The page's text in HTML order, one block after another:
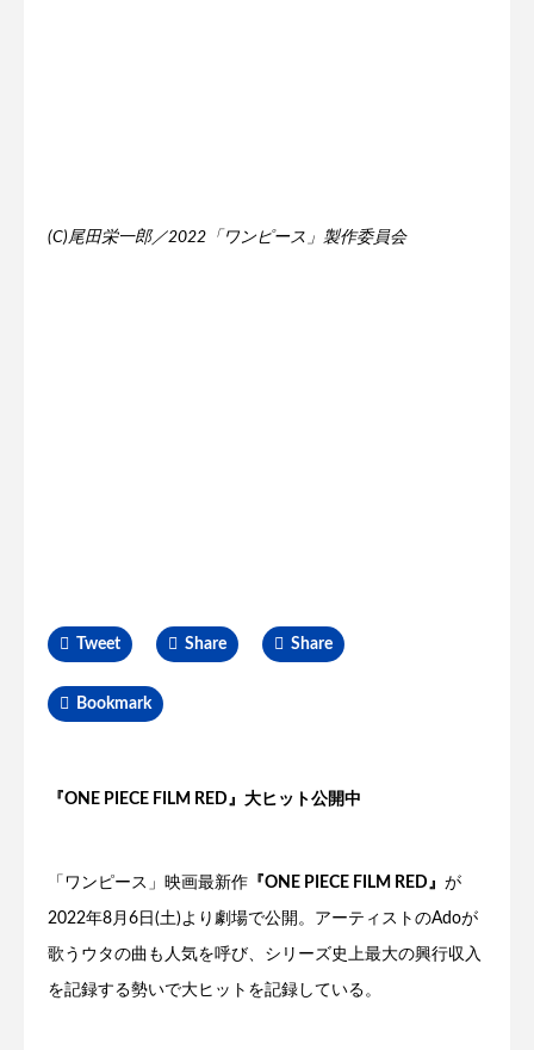
(C)尾田栄一郎／2022「ワンピース」製作委員会
Tweet Share Share
Bookmark
『ONE PIECE FILM RED』大ヒット公開中
「ワンピース」映画最新作 『ONE PIECE FILM RED』 が
2022年8月6日(土)より劇場で公開。アーティストのAdoが
歌うウタの曲も人気を呼び、シリーズ史上最大の興行収入
を記録する勢いで大ヒットを記録している。